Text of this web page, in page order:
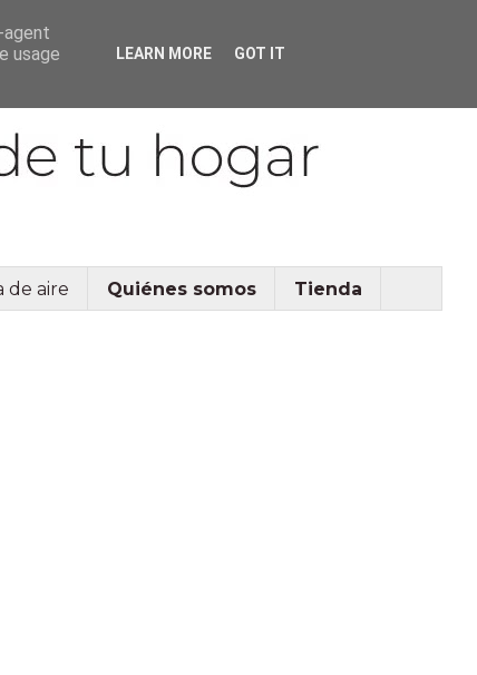
de aire Quiénes somos Tienda
agent
usage
LEARN MORE GOT IT